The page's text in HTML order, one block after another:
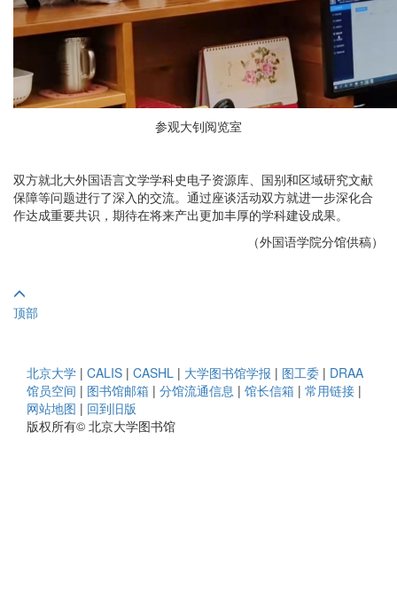
参观大钊阅览室
双方就北大外国语言文学学科史电子资源库、国别和区域研究文献
保障等问题进行了深入的交流。通过座谈活动双方就进一步深化合
作达成重要共识，期待在将来产出更加丰厚的学科建设成果。
（外国语学院分馆供稿）
顶部
北京大学 | CALIS | CASHL | 大学图书馆学报 | 图工委 | DRAA
馆员空间 | 图书馆邮箱 | 分馆流通信息 | 馆长信箱 | 常用链接 |
网站地图 | 回到旧版
版权所有© 北京大学图书馆